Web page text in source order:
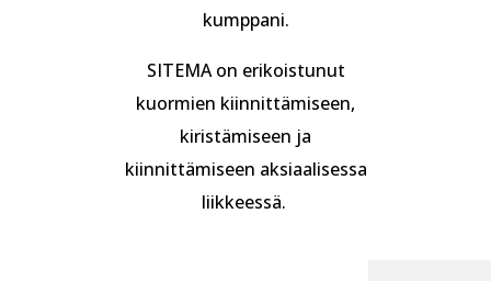
kumppani.
SITEMA on erikoistunut
kuormien kiinnittämiseen,
kiristämiseen ja
kiinnittämiseen aksiaalisessa
liikkeessä.